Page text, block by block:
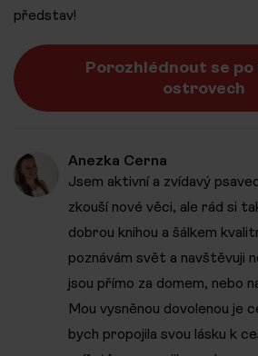
představ!
Porozhlédnout se po
ostrovech
Anezka Cerna
Jsem aktivní a zvídavý
zkouší nové věci, ale rád si
dobrou knihou a šálkem
poznávám svět a navštěvuji
jsou přímo za domem, nebo
Mou vysněnou dovolenou je
bych propojila svou lásku k